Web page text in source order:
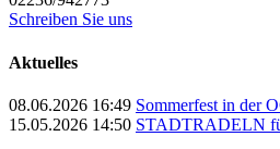
Schreiben Sie uns
Aktuelles
08.06.2026 16:49 Sommerfest in der
15.05.2026 14:50 STADTRADELN